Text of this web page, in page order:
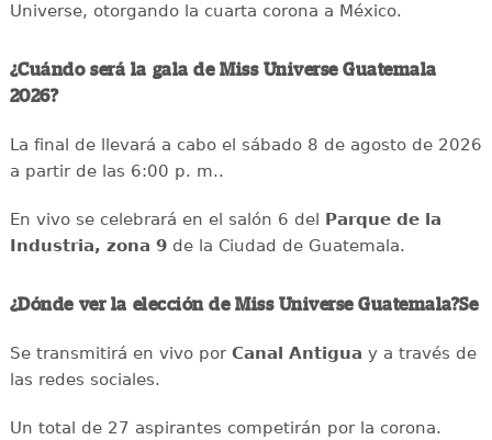
Universe, otorgando la cuarta corona a México.
¿Cuándo será la gala de Miss Universe Guatemala
2026?
La final de llevará a cabo el sábado 8 de agosto de 2026
a partir de las 6:00 p. m..
En vivo se celebrará en el salón 6 del Parque de la
Industria, zona 9de la Ciudad de Guatemala.
¿Dónde ver la elección de Miss Universe Guatemala?Se
Se transmitirá en vivo porCanal Antigua y a través de
las redes sociales.
Un total de 27 aspirantes competirán por la corona.